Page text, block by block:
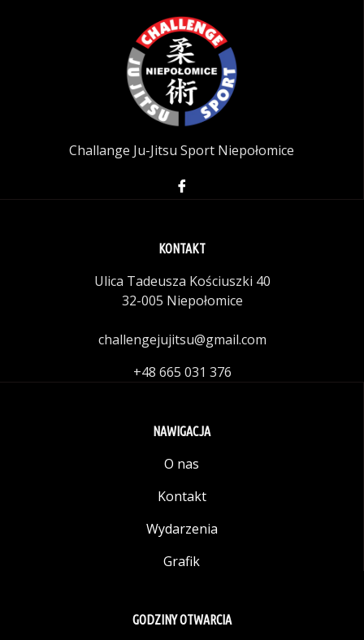
Challange Ju-Jitsu Sport Niepołomice
KONTAKT
Ulica Tadeusza Kościuszki 40
32-005 Niepołomice
challengejujitsu@gmail.com
+48 665 031 376
NAWIGACJA
O nas
Kontakt
Wydarzenia
Grafik
GODZINY OTWARCIA